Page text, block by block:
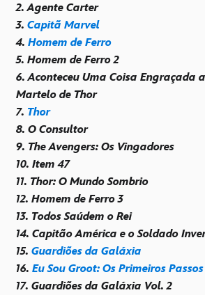
2. Agente Carter
3. Capitã Marvel
4. Homem de Ferro
5. Homem de Ferro 2
6. Aconteceu Uma Coisa Engraçada
Martelo de Thor
7. Thor
8. O Consultor
9. The Avengers: Os Vingadores
10. Item 47
11. Thor: O Mundo Sombrio
12. Homem de Ferro 3
13. Todos Saúdem o Rei
14. Capitão América e o Soldado
15. Guardiões da Galáxia
16. Eu Sou Groot: Os Primeiros
17. Guardiões da Galáxia Vol. 2